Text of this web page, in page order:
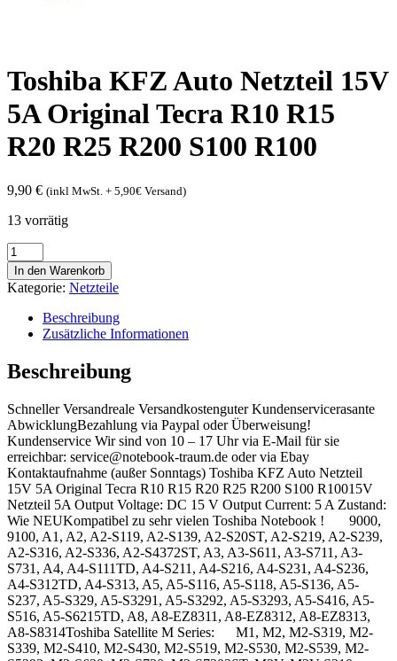
Toshiba KFZ Auto Netzteil 15V
5A Original Tecra R10 R15
R20 R25 R200 S100 R100
9,90 € (inkl MwSt. + 5,90€ Versand)
13 vorrätig
Toshiba
KFZ
Auto
Netzteil
15V
Original
Tecra
R10
R20
R25
R200
S100
R100
Menge
In den Warenkorb
Kategorie: Netzteile
Beschreibung
Zusätzliche Informationen
Beschreibung
Schneller Versandreale Versandkostenguter Kundenservicerasante
AbwicklungBezahlung via Paypal oder Überweisung!
Kundenservice Wir sind von 10 – 17 Uhr via E-Mail für sie
erreichbar: service@notebook-traum.de oder via Ebay
Kontaktaufnahme (außer Sonntags) Toshiba KFZ Auto Netzteil
15V 5A Original Tecra R10 R15 R20 R25 R200 S100 R10015V
Netzteil 5A Output Voltage: DC 15 V Output Current: 5 A Zustand:
Wie NEUKompatibel zu sehr vielen Toshiba Notebook ! 9000,
9100, A1, A2, A2-S119, A2-S139, A2-S20ST, A2-S219, A2-S239,
A2-S316, A2-S336, A2-S4372ST, A3, A3-S611, A3-S711, A3-
S731, A4, A4-S111TD, A4-S211, A4-S216, A4-S231, A4-S236,
A4-S312TD, A4-S313, A5, A5-S116, A5-S118, A5-S136, A5-
S237, A5-S329, A5-S3291, A5-S3292, A5-S3293, A5-S416, A5-
S516, A5-S6215TD, A8, A8-EZ8311, A8-EZ8312, A8-EZ8313,
A8-S8314Toshiba Satellite M Series: M1, M2, M2-S319, M2-
S339, M2-S410, M2-S430, M2-S519, M2-S530, M2-S539, M2-